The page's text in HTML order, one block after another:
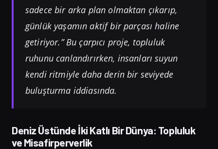
sadece bir arka plan olmaktan çıkarıp,
günlük yaşamın aktif bir parçası haline
getiriyor.” Bu çarpıcı proje, topluluk
ruhunu canlandırırken, insanları suyun
kendi ritmiyle daha derin bir seviyede
buluşturma iddiasında.
Deniz Üstünde İki Katlı Bir Dünya: Topluluk
ve Misafirperverlik